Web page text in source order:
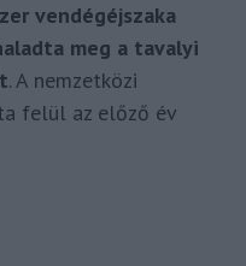
vendégéjszaka
meg a tavalyi
. A nemzetközi
felül az előző év